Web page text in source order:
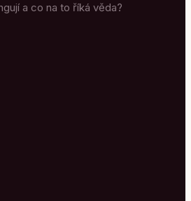
a co na to říká věda?